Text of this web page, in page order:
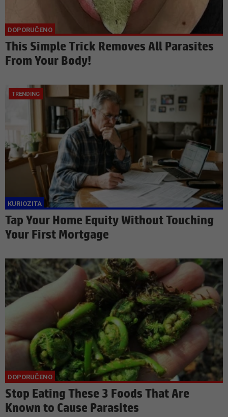
This Simple Trick Removes All Parasites
From Your Body!
Tap Your Home Equity Without Touching
Your First Mortgage
Stop Eating These 3 Foods That Are
Known to Cause Parasites